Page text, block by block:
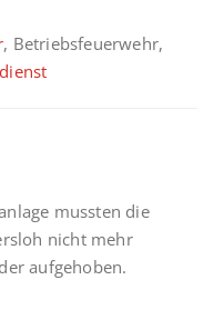
, Betriebsfeuerwehr,
mussten die
nicht mehr
aufgehoben.